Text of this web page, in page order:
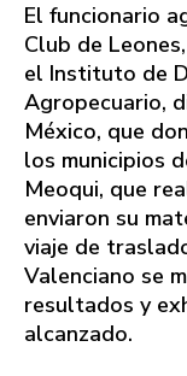
El funcionario
Club de
el Instituto de
Agropecuario,
México, que
los municipios
Meoqui, que
enviaron su
viaje de
Valenciano se
resultados y
alcanzado.